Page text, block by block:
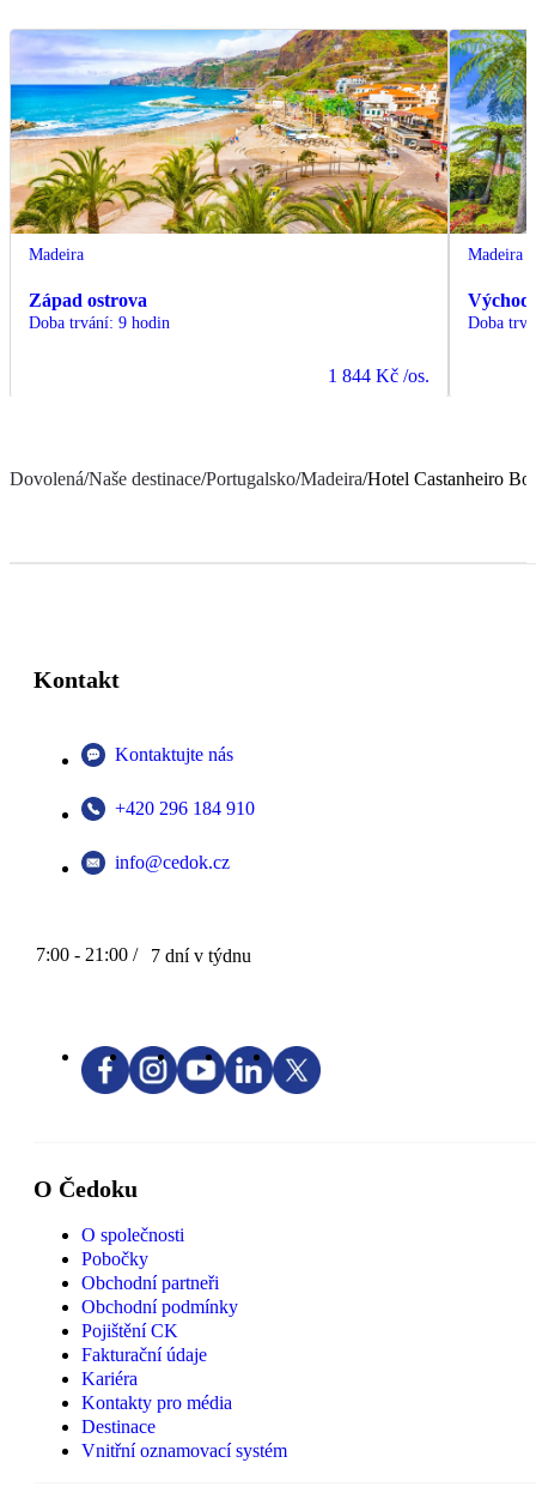
Madeira
Západ ostrova
Doba trvání: 9 hodin
1 844 Kč /os.
Madeira
Východ
Doba
Dovolená/Naše destinace/Portugalsko/Madeira/Hotel Castanheiro
Kontakt
Kontaktujte nás
+420 296 184 910
info@cedok.cz
7:00 - 21:00 / 7 dní v týdnu
O Čedoku
O společnosti
Pobočky
Obchodní partneři
Obchodní podmínky
Pojištění CK
Fakturační údaje
Kariéra
Kontakty pro média
Destinace
Vnitřní oznamovací systém